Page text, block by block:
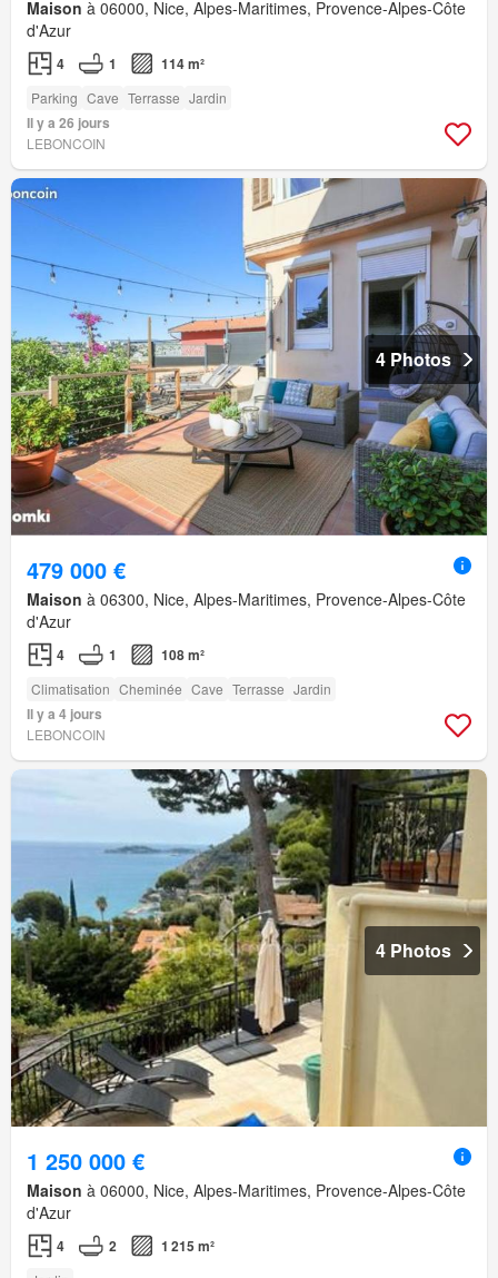
Maison à 06000, Nice, Alpes-Maritimes, Provence-Alpes-Côte
d'Azur
4 1 114 m²
Parking Cave Terrasse Jardin
Il y a 26 jours
LEBONCOIN
4 Photos
479 000 €
Maison à 06300, Nice, Alpes-Maritimes, Provence-Alpes-Côte
d'Azur
4 1 108 m²
Climatisation Cheminée Cave Terrasse Jardin
Il y a 4 jours
LEBONCOIN
4 Photos
1 250 000 €
Maison à 06000, Nice, Alpes-Maritimes, Provence-Alpes-Côte
d'Azur
4 2 1 215 m²